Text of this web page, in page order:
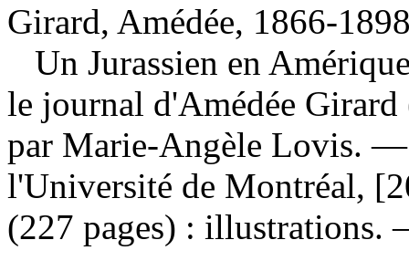
Girard, Amédée, 1866-
Un Jurassien en
le journal d'Amédée
par Marie-Angèle Lovis. —
l'Université de Montréal,
(227 pages) :